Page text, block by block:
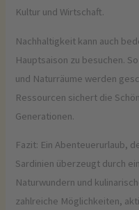
Kultur und Wirtschaft.
Nachhaltigkeit kann auch
Hauptsaison zu besuchen.
und Naturräume werden
Ressourcen sichert die
Generationen.
Fazit: Ein Abenteuerurlaub,
Sardinien überzeugt durch
Naturwundern und
zahlreiche Möglichkeiten,